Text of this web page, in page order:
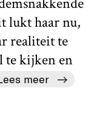
lukt haar nu,
realiteit te
te kijken en
meer